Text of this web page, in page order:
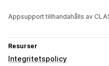
Appsupport tillhandahålls av
Resurser
Integritetspolicy